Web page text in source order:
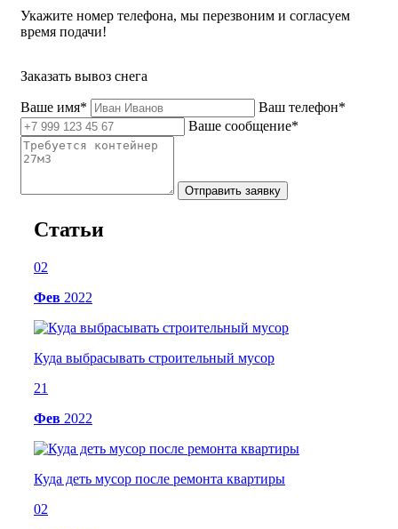
Укажите номер телефона, мы перезвоним и согласуем
время подачи!
Заказать вывоз снега
Ваше имя*
Ваш телефон*
Ваше сообщение*
Отправить заявку
Статьи
02
Фев 2022
Куда выбрасывать строительный мусор
21
Фев 2022
Куда деть мусор после ремонта квартиры
02